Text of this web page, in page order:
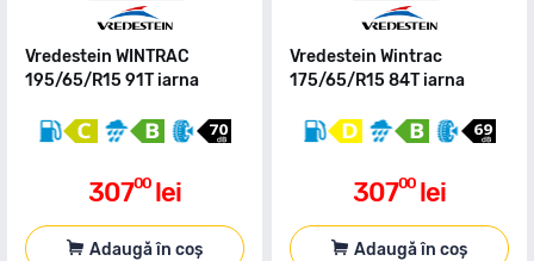
Vredestein WINTRAC
195/65/R15 91T iarna
30700 lei
Adaugă în coș
Vredestein Wintrac
175/65/R15 84T iarna
30700 lei
Adaugă în coș